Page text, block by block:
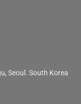
Seoul. South Korea